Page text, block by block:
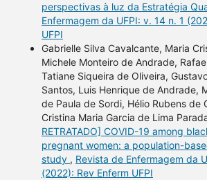
perspectivas à luz da Estratégia
Enfermagem da UFPI: v. 14 n. 1
UFPI
Gabrielle Silva Cavalcante, Maria
Michele Monteiro de Andrade,
Tatiane Siqueira de Oliveira,
Santos, Luis Henrique de Andrade,
de Paula de Sordi, Hélio Rubens de
Cristina Maria Garcia de Lima
RETRATADO] COVID-19 among
pregnant women: a population-
study , Revista de Enfermagem da
(2022): Rev Enferm UFPI